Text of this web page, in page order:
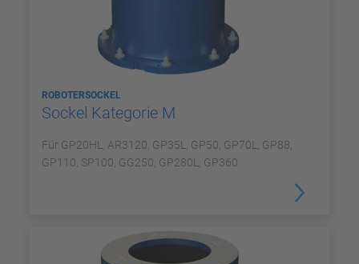
ROBOTERSOCKEL
Sockel Kategorie M
Für GP20HL, AR3120, GP35L, GP50, GP70L, GP88,
GP110, SP100, GG250, GP280L, GP360